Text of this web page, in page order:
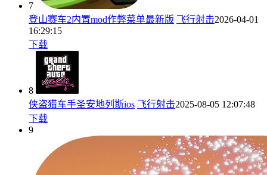
7
登山赛车2内置mod作弊菜单最新版 飞行射击2026-04-01
16:29:15
下载
8
侠盗猎车手圣安地列斯ios 飞行射击2025-08-05 12:07:48
下载
9